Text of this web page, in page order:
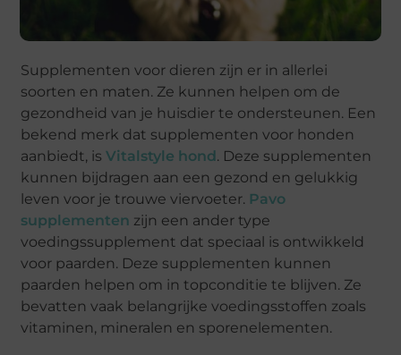
Supplementen voor dieren zijn er in allerlei
soorten en maten. Ze kunnen helpen om de
gezondheid van je huisdier te ondersteunen. Een
bekend merk dat supplementen voor honden
aanbiedt, isVitalstyle hond. Deze supplementen
kunnen bijdragen aan een gezond en gelukkig
leven voor je trouwe viervoeter. Pavo
supplementen zijn een ander type
voedingssupplement dat speciaal is ontwikkeld
voor paarden. Deze supplementen kunnen
paarden helpen om in topconditie te blijven. Ze
bevatten vaak belangrijke voedingsstoffen zoals
vitaminen, mineralen en sporenelementen.